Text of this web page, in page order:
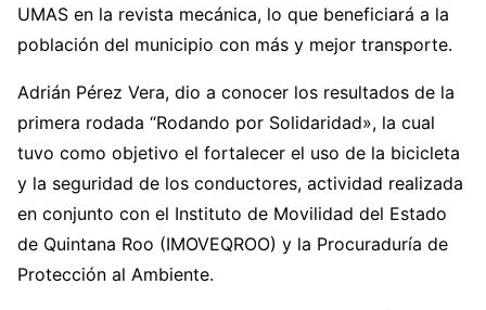
UMAS en la revista mecánica, lo que beneficiará a la
población del municipio con más y mejor transporte.
Adrián Pérez Vera, dio a conocer los resultados de la
primera rodada “Rodando por Solidaridad», la cual
tuvo como objetivo el fortalecer el uso de la bicicleta
y la seguridad de los conductores, actividad realizada
en conjunto con el Instituto de Movilidad del Estado
de Quintana Roo (IMOVEQROO) y la Procuraduría de
Protección al Ambiente.